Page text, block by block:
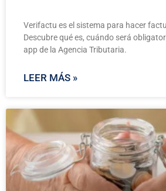
Verifactu es el sistema para hacer
Descubre qué es, cuándo será
app de la Agencia Tributaria.
LEER MÁS »